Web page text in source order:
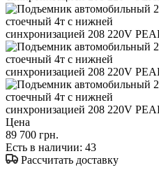
Цена
89 700 грн.
Есть в наличии: 43
Рассчитать доставку